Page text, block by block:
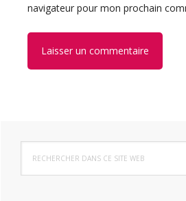
navigateur pour mon prochain
Barre
latérale
dans
ce